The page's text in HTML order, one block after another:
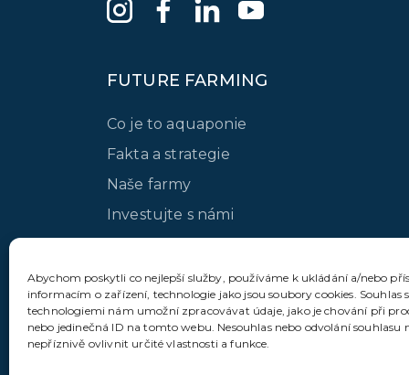
Abychom poskytli co nejlepší služby, používáme k ukládání a/nebo
informacím o zařízení, technologie jako jsou soubory cookies. Souhlas
technologiemi nám umožní zpracovávat údaje, jako je chování při
nebo jedinečná ID na tomto webu. Nesouhlas nebo odvolání souhlasu
nepříznivě ovlivnit určité vlastnosti a funkce.
FUTURE FARMING
Co je to aquaponie
Fakta a strategie
Naše farmy
Investujte s námi
Slovník
Časté dotazy
Kontakt